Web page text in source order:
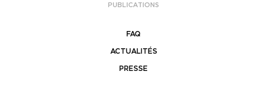
PUBLICATIONS
FAQ
ACTUALITÉS
PRESSE